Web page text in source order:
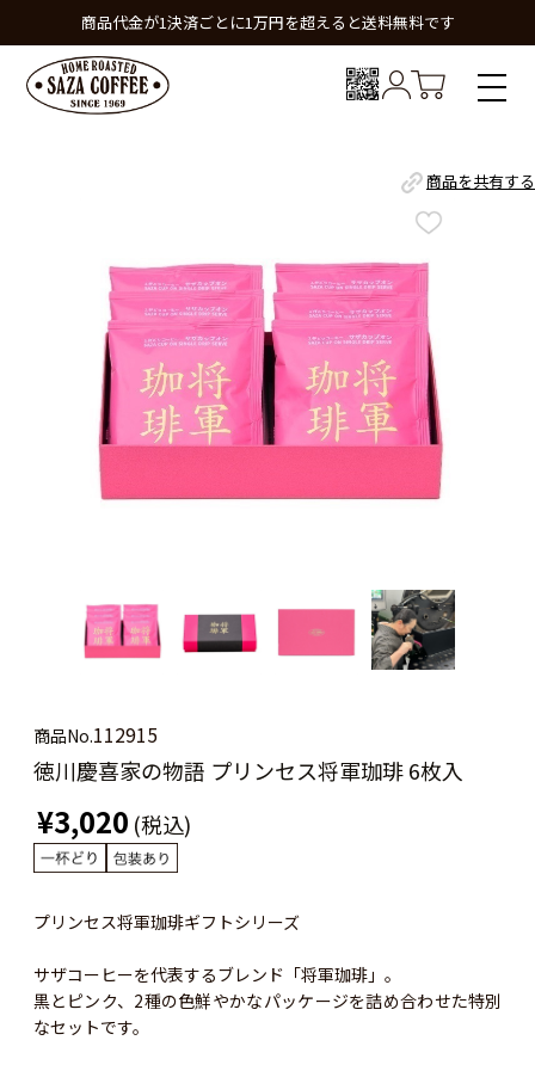
商品代金が1決済ごとに1万円を超えると送料無料です
商品を共有する
商品No.112915
徳川慶喜家の物語 プリンセス将軍珈琲 6枚入
¥3,020 (税込)
プリンセス将軍珈琲ギフトシリーズ
サザコーヒーを代表するブレンド「将軍珈琲」。
黒とピンク、2種の色鮮やかなパッケージを詰め合わせた特別
なセットです。